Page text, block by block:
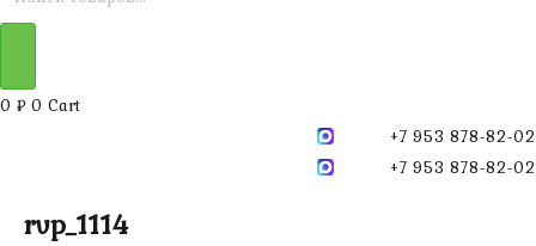
0 ₽ 0 Cart
+7 953 878-82-02
+7 953 878-82-02
rvp_1114